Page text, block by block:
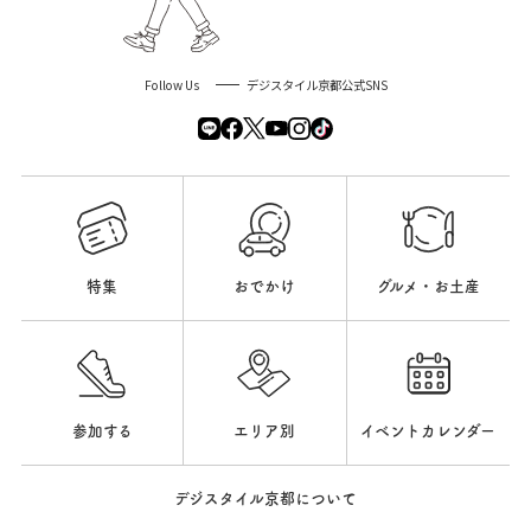
Follow Us デジスタイル京都公式SNS
特集 おでかけ グルメ・お土産
参加する エリア別 イベントカレンダー
デジスタイル京都について